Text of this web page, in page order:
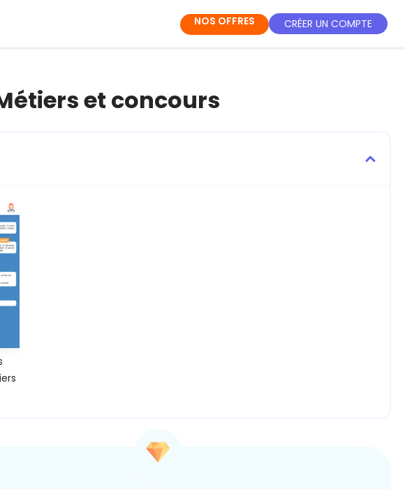
NOS OFFRES CRÉER UN COMPTE
et concours